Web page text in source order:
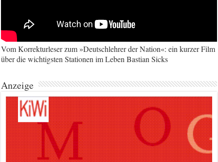
Vom Korrekturleser zum »Deutschlehrer der Nation«: ein kurzer Film
über die wichtigsten Stationen im Leben Bastian Sicks
Anzeige